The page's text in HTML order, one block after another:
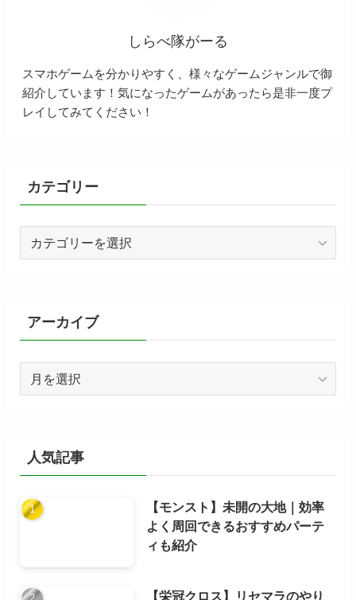
しらべ隊がーる
スマホゲームを分かりやすく、様々なゲームジャンルで御
紹介しています！気になったゲームがあったら是非一度プ
レイしてみてください！
カテゴリー
ーアーカイブ
人気記事
【モンスト】未開の大地｜効率
よく周回できるおすすめパーテ
ィも紹介
【栄冠クロス】リセマラのやり